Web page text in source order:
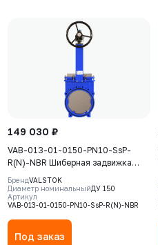
149 030 ₽
VAB-013-01-0150-PN10-SsP-
R(N)-NBR Шиберная задвижка
Valstok, серия VAB, DN 0150,
PN=10 Бар, редуктор,
невыдвижной шток, корпус GJS-
400-15 (GGG40), нож AISI304,
седловое уплотнение NBR
БрендVALSTOK
Диаметр номинальныйДУ 150
Артикул
VAB-013-01-0150-PN10-SsP-R(N)-NBR
Под заказ